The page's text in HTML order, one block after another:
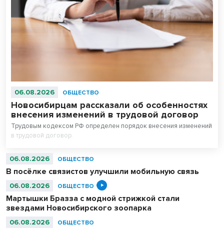
06.08.2026 ОБЩЕСТВО
Новосибирцам рассказали об особенностях
внесения изменений в трудовой договор
Трудовым кодексом РФ определен порядок внесения изменений
в трудовой договор.
06.08.2026 ОБЩЕСТВО
В посёлке связистов улучшили мобильную связь
06.08.2026 ОБЩЕСТВО
Мартышки Бразза с модной стрижкой стали
звездами Новосибирского зоопарка
06.08.2026 ОБЩЕСТВО